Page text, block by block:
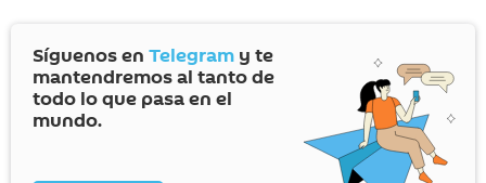
Síguenos en Telegram y te
mantendremos al tanto de
todo lo que pasa en el
mundo.